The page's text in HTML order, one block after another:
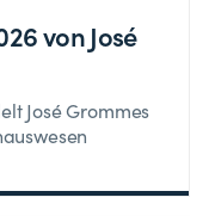
von José
José Grommes